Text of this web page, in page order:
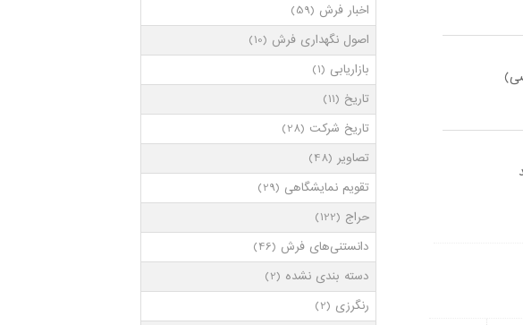
اخبار فرش (59)
اصول نگهداری فرش (10)
بازاریابی (1)
تاریخ (11)
تاریخ شرکت (28)
تصاویر (48)
تقویم نمایشگاهی (29)
حراج (122)
دانستنی‌های فرش (46)
دسته بندی نشده (2)
رنگرزی (2)